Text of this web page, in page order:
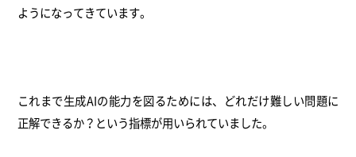
ようになってきています。
これまで生成AIの能力を図るためには、どれだけ難しい問題に
正解できるか？という指標が用いられていました。